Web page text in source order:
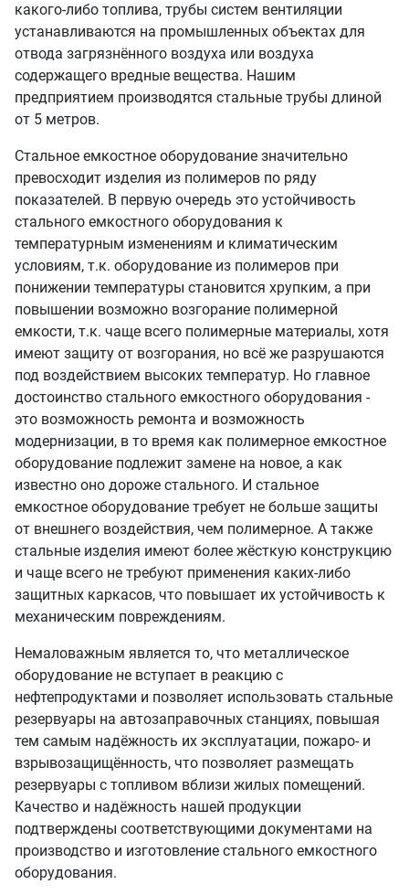
какого-либо топлива, трубы систем вентиляции
устанавливаются на промышленных объектах для
отвода загрязнённого воздуха или воздуха
содержащего вредные вещества. Нашим
предприятием производятся стальные трубы длиной
от 5 метров.
Стальное емкостное оборудование значительно
превосходит изделия из полимеров по ряду
показателей. В первую очередь это устойчивость
стального емкостного оборудования к
температурным изменениям и климатическим
условиям, т.к. оборудование из полимеров при
понижении температуры становится хрупким, а при
повышении возможно возгорание полимерной
емкости, т.к. чаще всего полимерные материалы, хотя
имеют защиту от возгорания, но всё же разрушаются
под воздействием высоких температур. Но главное
достоинство стального емкостного оборудования -
это возможность ремонта и возможность
модернизации, в то время как полимерное емкостное
оборудование подлежит замене на новое, а как
известно оно дороже стального. И стальное
емкостное оборудование требует не больше защиты
от внешнего воздействия, чем полимерное. А также
стальные изделия имеют более жёсткую конструкцию
и чаще всего не требуют применения каких-либо
защитных каркасов, что повышает их устойчивость к
механическим повреждениям.
Немаловажным является то, что металлическое
оборудование не вступает в реакцию с
нефтепродуктами и позволяет использовать стальные
резервуары на автозаправочных станциях, повышая
тем самым надёжность их эксплуатации, пожаро- и
взрывозащищённость, что позволяет размещать
резервуары с топливом вблизи жилых помещений.
Качество и надёжность нашей продукции
подтверждены соответствующими документами на
производство и изготовление стального емкостного
оборудования.